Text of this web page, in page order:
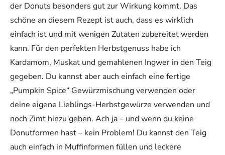
der Donuts besonders gut zur Wirkung kommt. Das
schöne an diesem Rezept ist auch, dass es wirklich
einfach ist und mit wenigen Zutaten zubereitet werden
kann. Für den perfekten Herbstgenuss habe ich
Kardamom, Muskat und gemahlenen Ingwer in den Teig
gegeben. Du kannst aber auch einfach eine fertige
„Pumpkin Spice“ Gewürzmischung verwenden oder
deine eigene Lieblings-Herbstgewürze verwenden und
noch Zimt hinzu geben. Ach ja – und wenn du keine
Donutformen hast – kein Problem! Du kannst den Teig
auch einfach in Muffinformen füllen und leckere